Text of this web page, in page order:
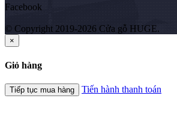
Facebook
© Copyright 2019-2026 Cửa gỗ HUGE.
×
Giỏ hàng
Tiếp tục mua hàng Tiến hành thanh toán